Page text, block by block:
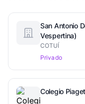
San Antonio
Vespertina)
COTUÍ
Privado
Colegio Piaget